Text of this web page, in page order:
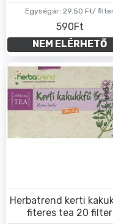
Egységár: 29.50 Ft/
590Ft
NEM ELÉRHETŐ
Herbatrend kerti
fiteres tea 20 filter